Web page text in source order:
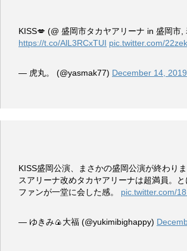
KISS💋 (@ 盛岡市タカヤアリーナ in 盛岡市,
https://t.co/AlL3RCxTUI pic.twitter.com/
— 虎丸。 (@yasmak77) December 14, 2019
KISS盛岡公演、まさかの盛岡公演が終わり
スアリーナ改めタカヤアリーナは超満員。
ファンが一堂に会した感。 pic.twitter.com/
— ゆきみ🍙大福 (@yukimibighappy)